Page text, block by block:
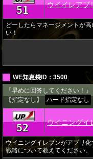
★51 ウイイレアプ
どーしたらマネージメントが
い！
WE知恵袋ID： 3500
「早めに回答してください！」
【指定なし】
ハード指定なし
★52 ウイニングイ
ウイニングイレブンがアプリ
戦略について教えてください。